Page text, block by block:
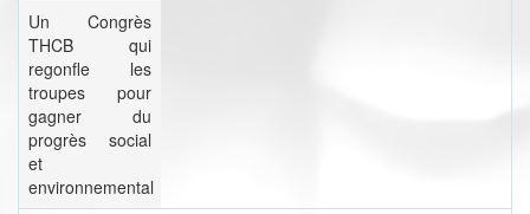
Un Congrès
THCB qui
regonfle les
troupes pour
gagner du
progrès social
et
environnemental